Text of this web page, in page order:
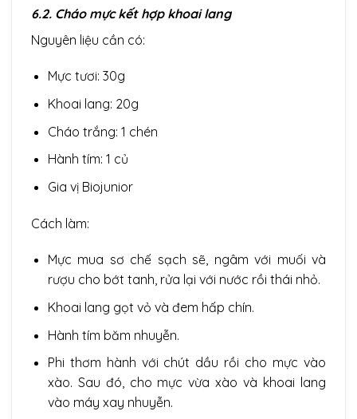
6.2. Cháo mực kết hợp khoai lang
Nguyên liệu cần có:
Mực tươi: 30g
Khoai lang: 20g
Cháo trắng: 1 chén
Hành tím: 1 củ
Gia vị Biojunior
Cách làm:
Mực mua sơ chế sạch sẽ, ngâm với muối và
rượu cho bớt tanh, rửa lại với nước rồi thái nhỏ.
Khoai lang gọt vỏ và đem hấp chín.
Hành tím băm nhuyễn.
Phi thơm hành với chút dầu rồi cho mực vào
xào. Sau đó, cho mực vừa xào và khoai lang
vào máy xay nhuyễn.